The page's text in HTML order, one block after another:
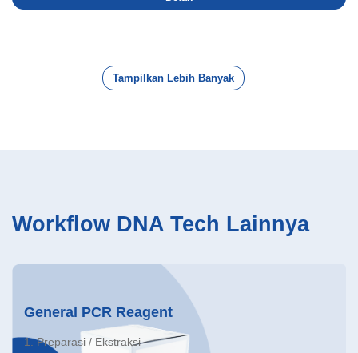
Tampilkan Lebih Banyak
Workflow DNA Tech Lainnya
General PCR Reagent
1. Preparasi / Ekstraksi